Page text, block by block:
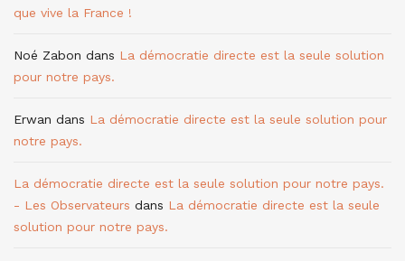
que vive la France !
Noé Zabon dans La démocratie directe est la seule solution
pour notre pays.
Erwan dans La démocratie directe est la seule solution pour
notre pays.
La démocratie directe est la seule solution pour notre pays.
- Les Observateurs dans La démocratie directe est la seule
solution pour notre pays.